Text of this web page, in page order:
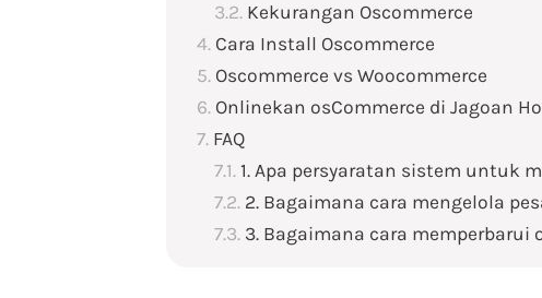
Kekurangan Oscommerce
Cara Install Oscommerce
Oscommerce vs Woocommerce
Onlinekan osCommerce di Jagoan
FAQ
1. Apa persyaratan sistem untuk
2. Bagaimana cara mengelola
3. Bagaimana cara memperbarui